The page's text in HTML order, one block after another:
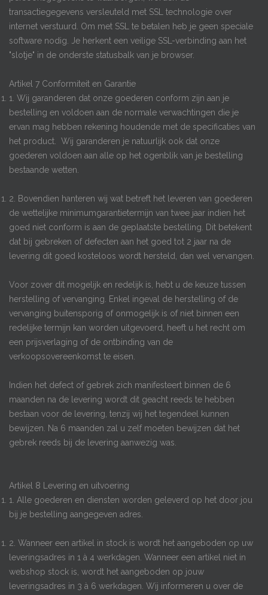
transactiegegevens versleuteld met SSL technologie over
internet verstuurd. Om met SSL te betalen heb je geen speciale
software nodig. Je herkent een veilige SSL-verbinding aan het
"slotje" in de onderste statusbalk van je browser.
Artikel 7 Conformiteit en Garantie
1. Wij garanderen dat onze goederen conform zijn aan je
bestelling en voldoen aan de normale verwachtingen die je
ervan mag hebben rekening houdende met de specificaties van
het product. Wij garanderen je natuurlijk ook dat onze
goederen voldoen aan alle op het ogenblik van je bestelling
bestaande wetten.
2. Bovendien hanteren wij wat betreft het leveren van goederen
de wettelijke minimumgarantietermijn van twee jaar indien het
goed niet conform is aan de geplaatste bestelling. Dit betekent
dat bij gebreken of defecten aan het goed tot 2 jaar na de
levering dit goed kosteloos wordt hersteld, dan wel vervangen.
Voor zover dit mogelijk en redelijk is, hebt u de keuze tussen
herstelling of vervanging. Enkel ingeval de herstelling of de
vervanging buitensporig of onmogelijk is of niet binnen een
redelijke termijn kan worden uitgevoerd, heeft u het recht om
een prijsverlaging of de ontbinding van de
verkoopsovereenkomst te eisen.
Indien het defect of gebrek zich manifesteert binnen de 6
maanden na de levering wordt dit geacht reeds te hebben
bestaan voor de levering, tenzij wij het tegendeel kunnen
bewijzen. Na 6 maanden zal u zelf moeten bewijzen dat het
gebrek reeds bij de levering aanwezig was.
Artikel 8 Levering en uitvoering
1. Alle goederen en diensten worden geleverd op het door jou
bij je bestelling aangegeven adres.
2. Wanneer een artikel in stock is wordt het aangeboden op uw
leveringsadres in 1 à 4 werkdagen. Wanneer een artikel niet in
webshop stock is, wordt het aangeboden op jouw
leveringsadres in 3 à 6 werkdagen. Wij informeren u over de